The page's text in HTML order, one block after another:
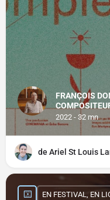
FRANÇOIS
2022 - 32 mn
de Ariel St Louis
EN FESTIVAL, EN